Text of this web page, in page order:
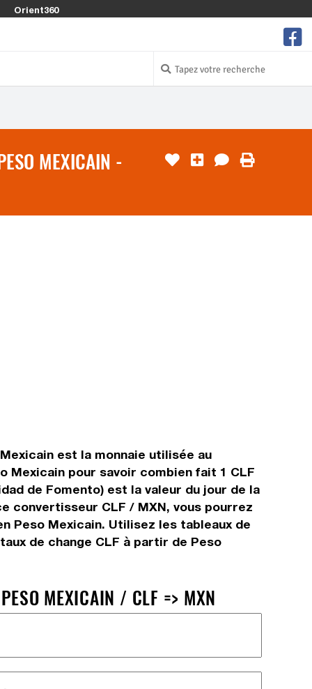
Orient360
MEXICAIN -
est la monnaie utilisée au
Mexicain pour savoir combien fait 1 CLF
de Fomento) est la valeur du jour de la
convertisseur CLF / MXN, vous pourrez
Peso Mexicain. Utilisez les tableaux de
de change CLF à partir de Peso
MEXICAIN / CLF => MXN